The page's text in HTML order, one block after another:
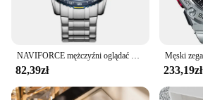
82,39zł 233,19zł